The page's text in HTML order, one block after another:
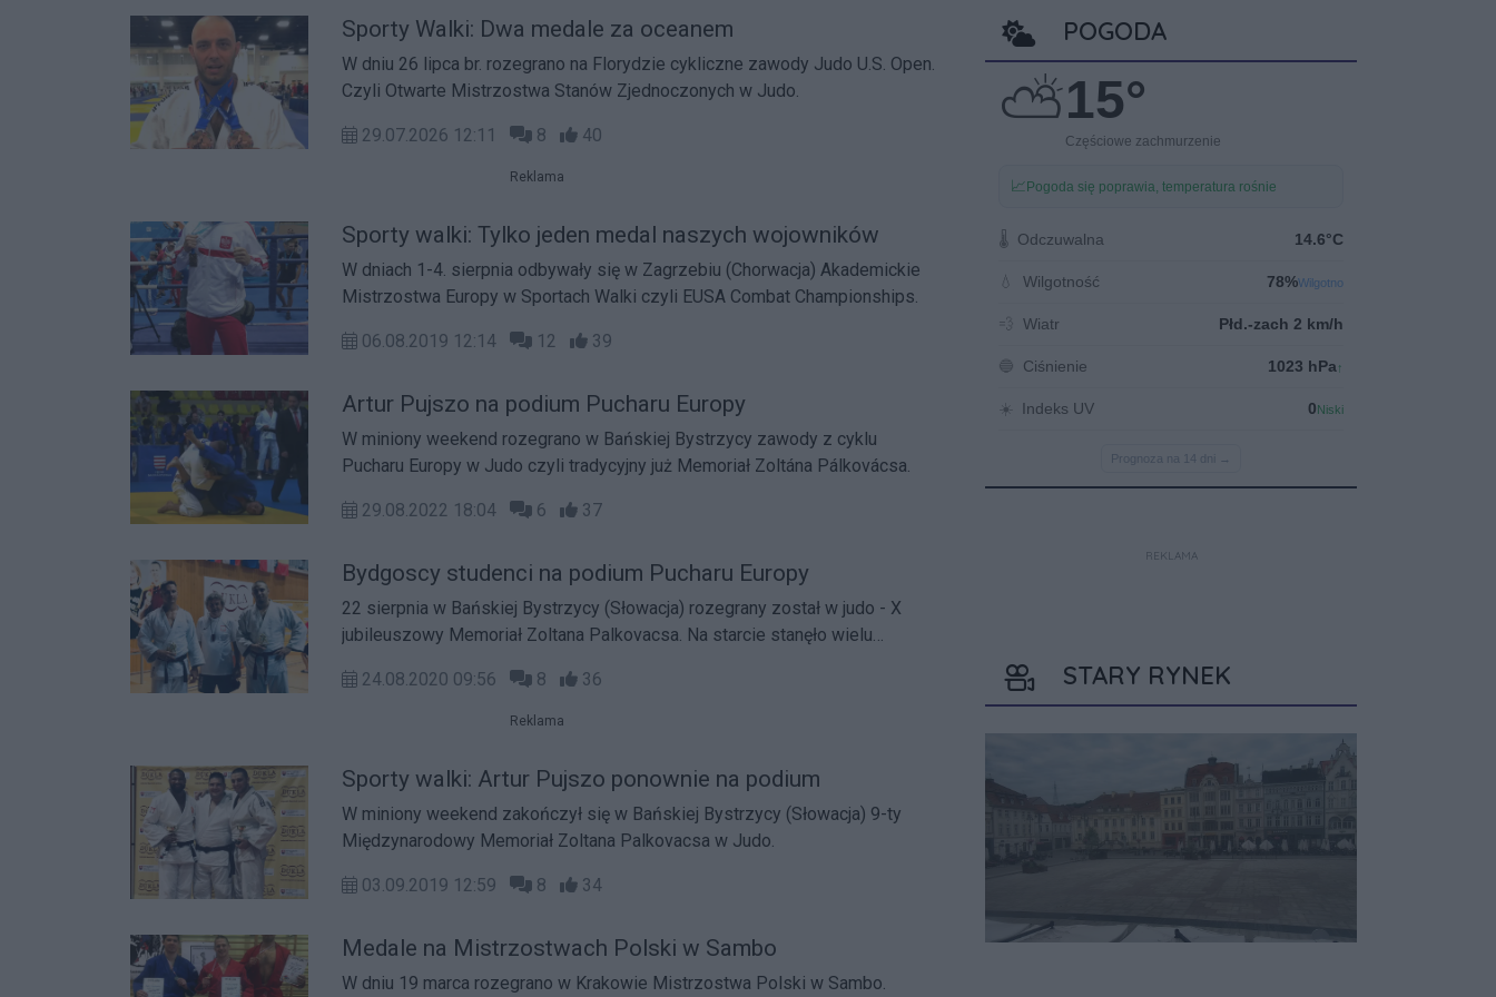
Sporty Walki: Dwa medale za oceanem
W dniu 26 lipca br. rozegrano na Florydzie cykliczne zawody Judo U.S. Open.
Czyli Otwarte Mistrzostwa Stanów Zjednoczonych w Judo.
29.07.2026 12:11 8 40
Reklama
Sporty walki: Tylko jeden medal naszych wojowników
W dniach 1-4. sierpnia odbywały się w Zagrzebiu (Chorwacja) Akademickie
Mistrzostwa Europy w Sportach Walki czyli EUSA Combat Championships.
06.08.2019 12:14 12 39
Artur Pujszo na podium Pucharu Europy
W miniony weekend rozegrano w Bańskiej Bystrzycy zawody z cyklu
Pucharu Europy w Judo czyli tradycyjny już Memoriał Zoltána Pálkovácsa.
29.08.2022 18:04 6 37
Bydgoscy studenci na podium Pucharu Europy
22 sierpnia w Bańskiej Bystrzycy (Słowacja) rozegrany został w judo - X
jubileuszowy Memoriał Zoltana Palkovacsa. Na starcie stanęło wielu
24.08.2020 09:56
8 36
Reklama
Sporty walki: Artur Pujszo ponownie na podium
W miniony weekend zakończył się w Bańskiej Bystrzycy (Słowacja) 9-ty
Międzynarodowy Memoriał Zoltana Palkovacsa w Judo.
03.09.2019 12:59 8 34
Medale na Mistrzostwach Polski w Sambo
W dniu 19 marca rozegrano w Krakowie Mistrzostwa Polski w Sambo.
POGODA
REKLAMA
STARY RYNEK